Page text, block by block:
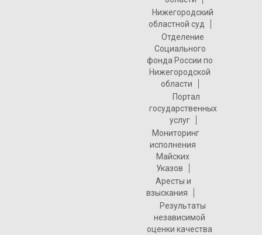
Нижегородский
областной суд
Отделение
Социального
фонда России по
Нижегородской
области
Портал
государственных
услуг
Мониторинг
исполнения
Майских
Указов
Аресты и
взыскания
Результаты
независимой
оценки качества